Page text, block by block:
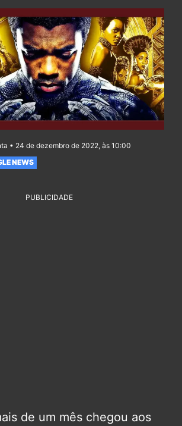
• 24 de dezembro de 2022, às 10:00
NEWS
PUBLICIDADE
de um mês chegou aos